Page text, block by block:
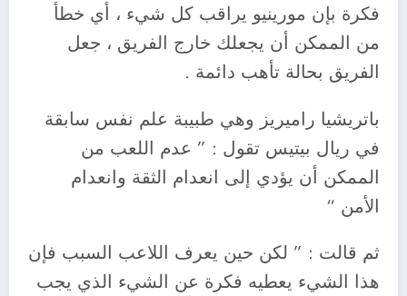
فكرة بإن مورينيو يراقب كل شيء ، أي خطأ
من الممكن أن يجعلك خارج الفريق ، جعل
الفريق بحالة تأهب دائمة .
باتريشيا راميريز وهي طبيبة علم نفس سابقة
في ريال بيتيس تقول : ” عدم اللعب من
الممكن أن يؤدي إلى انعدام الثقة وانعدام
الأمن “
ثم قالت : ” لكن حين يعرف اللاعب السبب فإن
هذا الشيء يعطيه فكرة عن الشيء الذي يجب